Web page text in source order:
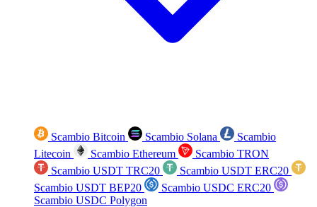
Scambio Bitcoin Scambio Solana
Scambio
Litecoin
Scambio Ethereum
Scambio TRON
Scambio USDT TRC20
Scambio USDT ERC20
Scambio USDT BEP20
Scambio USDC ERC20
Scambio USDC Polygon